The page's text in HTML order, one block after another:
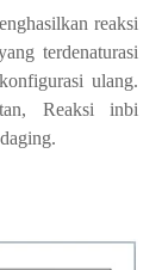
reaksi
terdenaturasi
ulang.
Reaksi inbi